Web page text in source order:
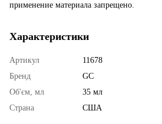
применение материала запрещено.
Характеристики
Артикул
11678
Бренд
GC
Об'єм, мл
35 мл
Страна
США